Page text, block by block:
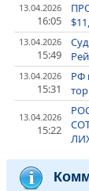
13.04.2026
16:05
13.04.2026
15:49
13.04.2026
15:31
РФ
13.04.2026
15:22